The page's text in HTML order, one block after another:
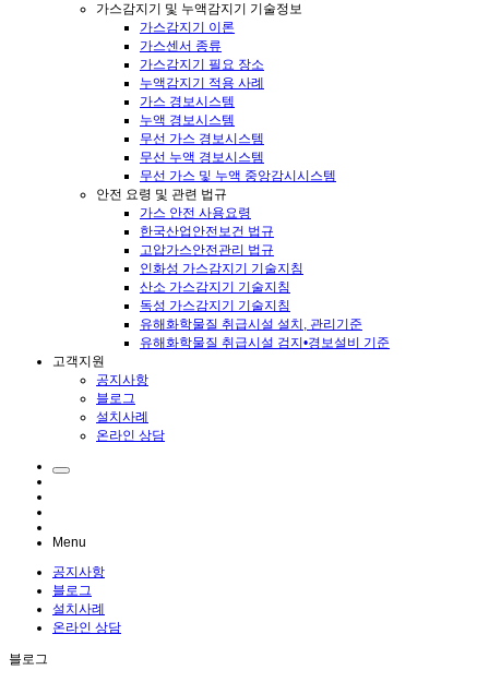
가스감지기 및 누액감지기 기술정보
가스감지기 이론
가스센서 종류
가스감지기 필요 장소
누액감지기 적용 사례
가스 경보시스템
누액 경보시스템
무선 가스 경보시스템
무선 누액 경보시스템
무선 가스 및 누액 중앙감시시스템
안전 요령 및 관련 법규
가스 안전 사용요령
한국산업안전보건 법규
고압가스안전관리 법규
인화성 가스감지기 기술지침
산소 가스감지기 기술지침
독성 가스감지기 기술지침
유해화학물질 취급시설 설치, 관리기준
유해화학물질 취급시설 검지•경보설비 기준
고객지원
공지사항
블로그
설치사례
온라인 상담
Menu
공지사항
블로그
설치사례
온라인 상담
블로그